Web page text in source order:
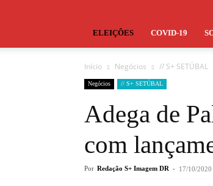
ELEIÇÕES COVID-19
Início Negócios // S+ SETÚBAL
Negócios // S+ SETÚBAL
Adega de
com
Por Redação S+ Imagem DR - 17/10/2020